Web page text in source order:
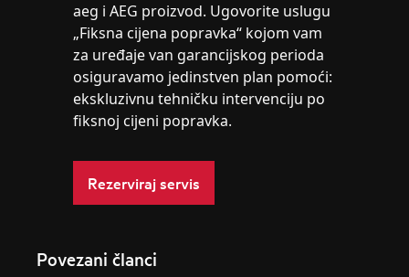
aeg i AEG proizvod. Ugovorite uslugu
„Fiksna cijena popravka“ kojom vam
za uređaje van garancijskog perioda
osiguravamo jedinstven plan pomoći:
ekskluzivnu tehničku intervenciju po
fiksnoj cijeni popravka.
Rezerviraj servis
Povezani članci